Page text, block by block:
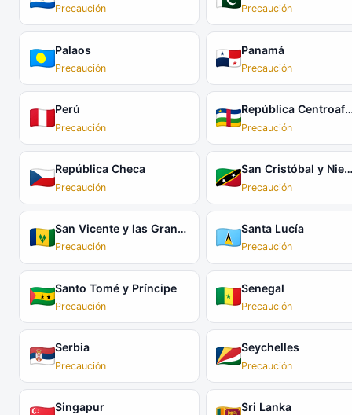
Precaución Precaución
Palaos
Precaución
Panamá
Precaución
Perú
Precaución
República
Precaución
República Checa
Precaución
San Cristóbal
Precaución
San Vicente y las Granadinas
Precaución
Santa Lucía
Precaución
Santo Tomé y Príncipe
Precaución
Senegal
Precaución
Serbia
Precaución
Seychelles
Precaución
Singapur Sri Lanka